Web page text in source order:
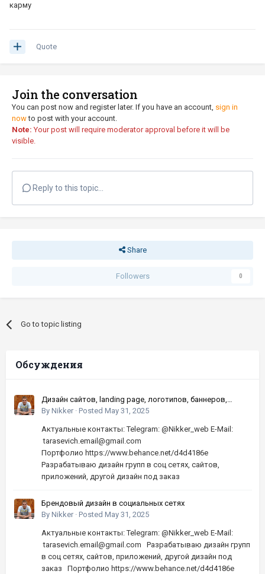
карму
Quote
Join the conversation
You can post now and register later. If you have an account, sign in
nowto post with your account.
Note: Your post will require moderator approval before it will be
visible.
Reply to this topic...
Share
Followers 0
Go to topic listing
Обсуждения
Дизайн сайтов, landing page, логотипов, баннеров,
шапок | Высокое качество, по хорошей цене
By Nikker · Posted May 31, 2025
Актуальные контакты: Telegram: @Nikker_web E-Mail:
tarasevich.email@gmail.com
Портфолио https://www.behance.net/d4d4186e
Разрабатываю дизайн групп в соц сетях, сайтов,
приложений, другой дизайн под заказ
Брендовый дизайн в социальных сетях
By Nikker · Posted May 31, 2025
Актуальные контакты: Telegram: @Nikker_web E-Mail:
tarasevich.email@gmail.com Разрабатываю дизайн групп
в соц сетях, сайтов, приложений, другой дизайн под
заказ Портфолио https://www.behance.net/d4d4186e